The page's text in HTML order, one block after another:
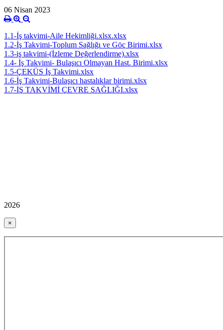
06 Nisan 2023
1.1-İş takvimi-Aile Hekimliği.xlsx.xlsx
1.2-İş Takvimi-Toplum Sağlığı ve Göç Birimi.xlsx
1.3-iş takvimi-(İzleme Değerlendirme).xlsx
1.4- İş Takvimi- Bulaşıcı Olmayan Hast. Birimi.xlsx
1.5-ÇEKÜS İş Takvimi.xlsx
1.6-İş Takvimi-Bulaşıcı hastalıklar birimi.xlsx
1.7-İŞ TAKVİMİ ÇEVRE SAĞLIĞI.xlsx
2026
×